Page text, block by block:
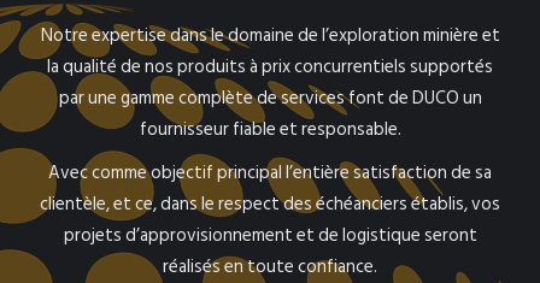
Notre expertise dans le domaine de l’exploration minière et
la qualité de nos produits à prix concurrentiels supportés
par une gamme complète de services font de DUCO un
fournisseur fiable et responsable.
Avec comme objectif principal l’entière satisfaction de sa
clientèle, et ce, dans le respect des échéanciers établis, vos
projets d’approvisionnement et de logistique seront
réalisés en toute confiance.